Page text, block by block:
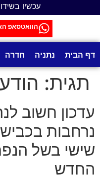
עכשיו
הוואטסאפ
דף הבית נתניה חדרה
תגית:
עדכון חשוב
שישי בשל
החדש